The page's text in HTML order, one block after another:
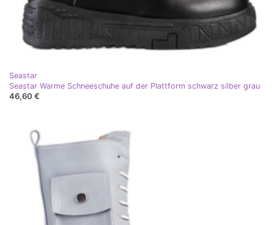
Seastar
Seastar Warme Schneeschuhe auf der Plattform schwarz silber grau
46,60 €